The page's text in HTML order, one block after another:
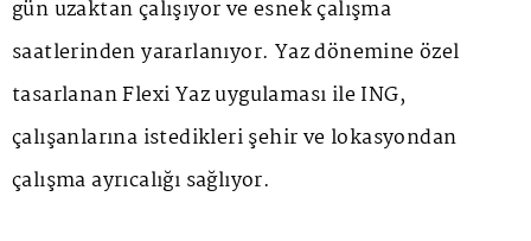
gün uzaktan çalışıyor ve esnek çalışma
saatlerinden yararlanıyor. Yaz dönemine özel
tasarlanan Flexi Yaz uygulaması ile ING,
çalışanlarına istedikleri şehir ve lokasyondan
çalışma ayrıcalığı sağlıyor.